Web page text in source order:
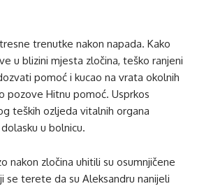
trenutke nakon napada. Kako
u blizini mjesta zločina, teško ranjeni
pomoć i kucao na vrata okolnih
pozove Hitnu pomoć. Usprkos
teških ozljeda vitalnih organa
u bolnicu.
nakon zločina uhitili su osumnjičene
se terete da su Aleksandru nanijeli